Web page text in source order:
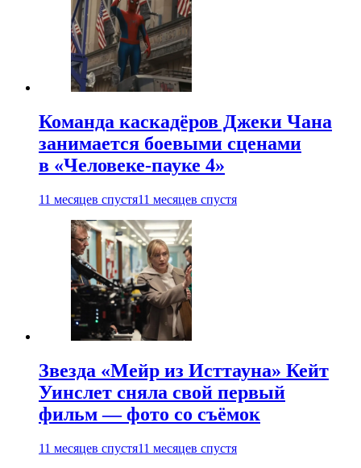
Команда каскадёров Джеки Чана
занимается боевыми сценами
в «Человеке-пауке 4»
11 месяцев спустя11 месяцев спустя
Звезда «Мейр из Исттауна» Кейт
Уинслет сняла свой первый
фильм — фото со съёмок
11 месяцев спустя11 месяцев спустя